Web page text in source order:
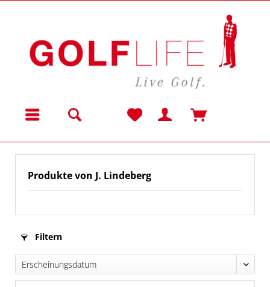
Menü
Produkte von J. Lindeberg
Filtern